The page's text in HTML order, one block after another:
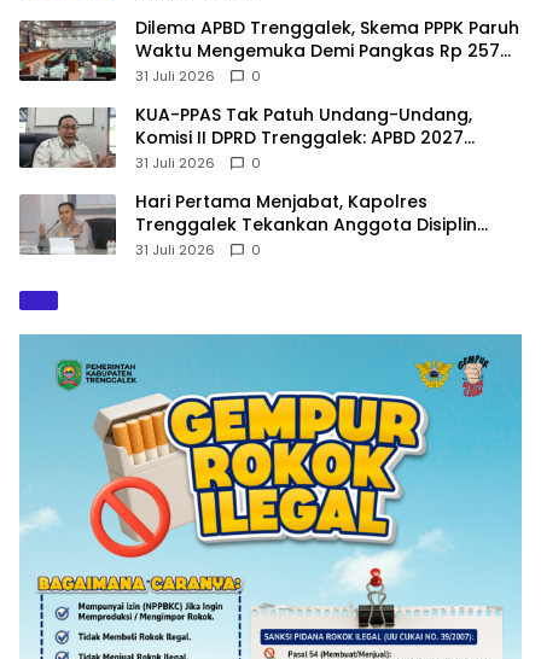
Dilema APBD Trenggalek, Skema PPPK Paruh
Waktu Mengemuka Demi Pangkas Rp 257
Miliar
31 Juli 2026 0
KUA-PPAS Tak Patuh Undang-Undang,
Komisi II DPRD Trenggalek: APBD 2027
Terancam Sanksi
31 Juli 2026 0
Hari Pertama Menjabat, Kapolres
Trenggalek Tekankan Anggota Disiplin
Hindari Pelanggaran
31 Juli 2026 0